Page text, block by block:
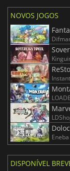
NOVOS JOGOS
Eneba
DISPONÍVEL